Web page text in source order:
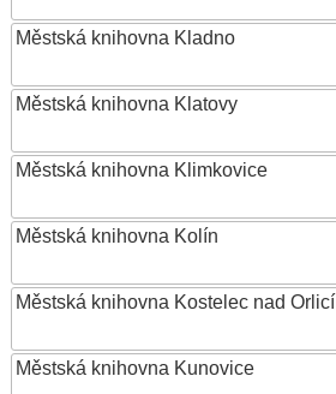
Městská knihovna Kladno
Městská knihovna Klatovy
Městská knihovna Klimkovice
Městská knihovna Kolín
Městská knihovna Kostelec nad Orlicí
Městská knihovna Kunovice